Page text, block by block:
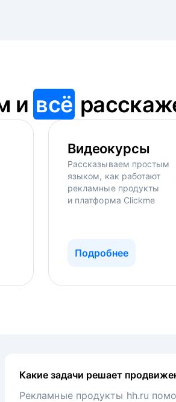
и всё
Видеокурсы
Рассказываем простым
языком, как работают
рекламные продукты
и платформа Clickme
Подробнее
Какие задачи решает
Рекламные продукты hh.ru